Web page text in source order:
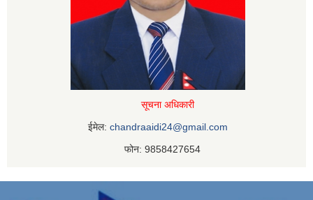
सूचना अधिकारी
ईमेल: chandraaidi24@gmail.com
फोन: 9858427654